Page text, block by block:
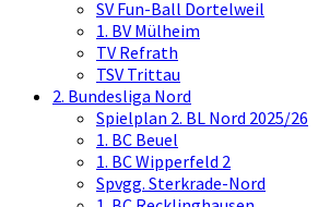
SV Fun-Ball Dortelweil
1. BV Mülheim
TV Refrath
TSV Trittau
2. Bundesliga Nord
Spielplan 2. BL Nord 2025/26
1. BC Beuel
1. BC Wipperfeld 2
Spvgg. Sterkrade-Nord